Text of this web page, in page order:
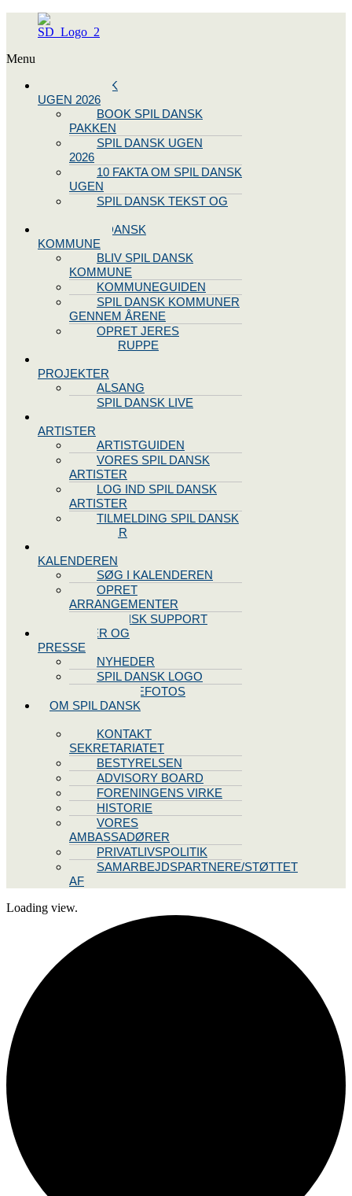
Menu
SPIL DANSK
UGEN 2026
BOOK SPIL DANSK
PAKKEN
SPIL DANSK UGEN
2026
10 FAKTA OM SPIL DANSK
UGEN
SPIL DANSK TEKST OG
BLIV SPIL DANSK
KOMMUNE
BLIV SPIL DANSK
KOMMUNE
KOMMUNEGUIDEN
SPIL DANSK KOMMUNER
GENNEM ÅRENE
OPRET JERES
STYREGRUPPE
PROJEKTER
ALSANG
SPIL DANSK LIVE
ARTISTER
ARTISTGUIDEN
VORES SPIL DANSK
ARTISTER
LOG IND SPIL DANSK
ARTISTER
TILMELDING SPIL DANSK
ARTISTER
KALENDEREN
SØG I KALENDEREN
OPRET
ARRANGEMENTER
TEKNISK SUPPORT
NYHEDER OG
PRESSE
NYHEDER
SPIL DANSK LOGO
PRESSEFOTOS
OM SPIL DANSK
KONTAKT
SEKRETARIATET
BESTYRELSEN
ADVISORY BOARD
FORENINGENS VIRKE
HISTORIE
VORES
AMBASSADØRER
PRIVATLIVSPOLITIK
SAMARBEJDSPARTNERE/STØTTET
AF
Loading view.